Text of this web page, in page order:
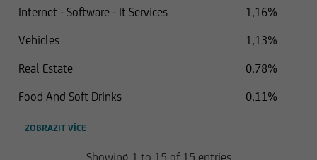
Internet - Software - It Services
1,16%
Vehicles
1,13%
Real Estate
0,78%
Food And Soft Drinks
0,11%
ZOBRAZIT VÍCE